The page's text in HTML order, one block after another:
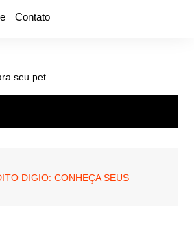
Contato
seu pet.
DIGIO: CONHEÇA SEUS